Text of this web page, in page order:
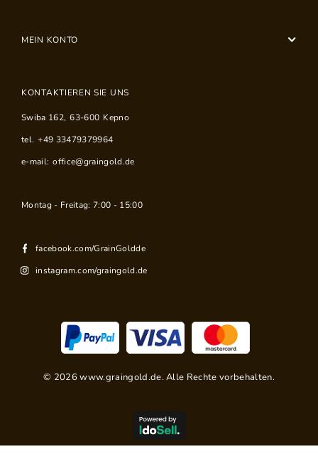
MEIN KONTO
KONTAKTIEREN SIE UNS
Swiba 162, 63-600 Kepno
tel. +49 33479379964
e-mail: office@graingold.de
Montag - Freitag: 7:00 - 15:00
facebook.com/GrainGoldde
instagram.com/graingold.de
© 2026 www.graingold.de. Alle Rechte vorbehalten.